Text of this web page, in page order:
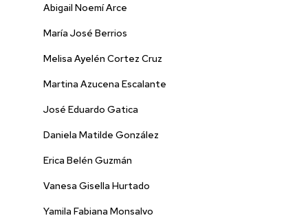
Abigail Noemí Arce
María José Berrios
Melisa Ayelén Cortez Cruz
Martina Azucena Escalante
José Eduardo Gatica
Daniela Matilde González
Erica Belén Guzmán
Vanesa Gisella Hurtado
Yamila Fabiana Monsalvo